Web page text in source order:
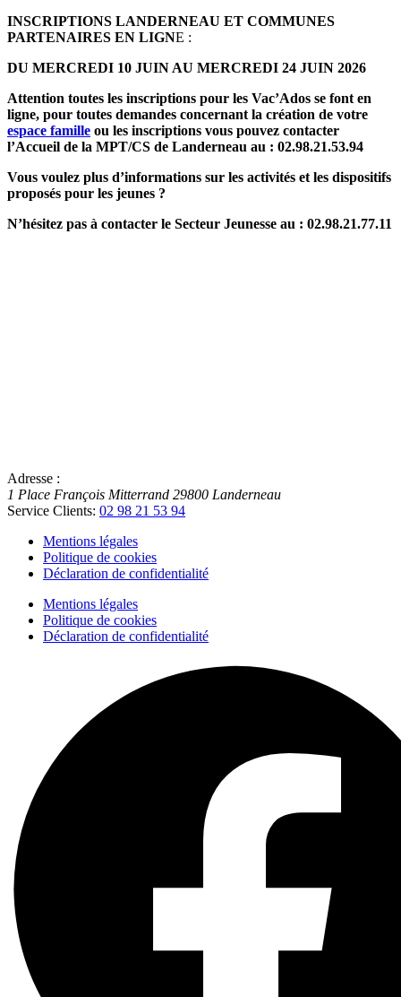
INSCRIPTIONS LANDERNEAU ET COMMUNES
PARTENAIRES EN LIGNE :
DU MERCREDI 10 JUIN AU MERCREDI 24 JUIN 2026
Attention toutes les inscriptions pour les Vac’Ados se font en
ligne, pour toutes demandes concernant la création de votre
espace famille ou les inscriptions vous pouvez contacter
l’Accueil de la MPT/CS de Landerneau au : 02.98.21.53.94
Vous voulez plus d’informations sur les activités et les dispositifs
proposés pour les jeunes ?
N’hésitez pas à contacter le Secteur Jeunesse au : 02.98.21.77.11
Adresse :
1 Place François Mitterrand 29800 Landerneau
Service Clients: 02 98 21 53 94
Mentions légales
Politique de cookies
Déclaration de confidentialité
Mentions légales
Politique de cookies
Déclaration de confidentialité